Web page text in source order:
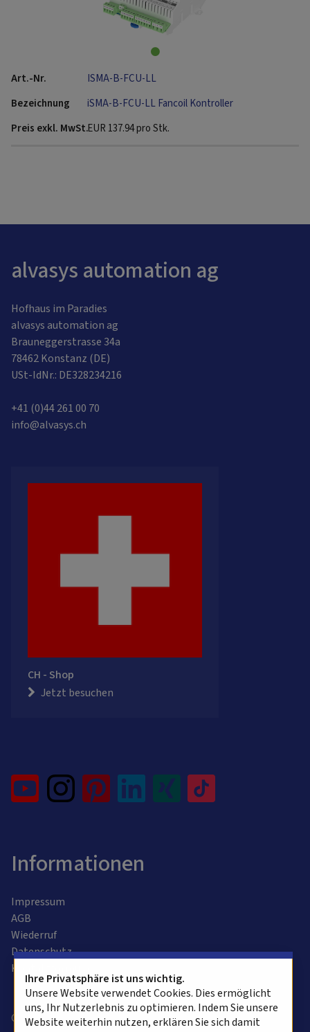
ISMA-B-FCU-LL
iSMA-B-FCU-LL Fancoil Kontroller
EUR 137.94pro Stk.
alvasys automation ag
Hofhaus im Paradies
alvasys automation ag
Brauneggerstrasse 34a
78462 Konstanz (DE)
USt-IdNr.: DE328234216
+41 (0)44 261 00 70
info@alvasys.ch
CH - Shop
Jetzt besuchen
Informationen
Impressum
AGB
Wiederruf
Datenschutz
Kontaktformular
Copyright © 2025 alvasys automation ag. Alle Rechte
Ihre Privatsphäre ist uns wichtig.
Unsere Website verwendet Cookies. Dies ermöglicht
uns, Ihr Nutzerlebnis zu optimieren. Indem Sie unsere
Website weiterhin nutzen, erklären Sie sich damit